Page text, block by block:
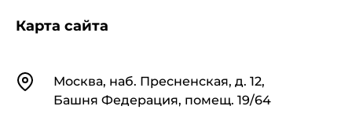
КонтактыМосква, наб. Пресненская, д. 12,
Башня Федерация, помещ. 19/64
Карта сайта